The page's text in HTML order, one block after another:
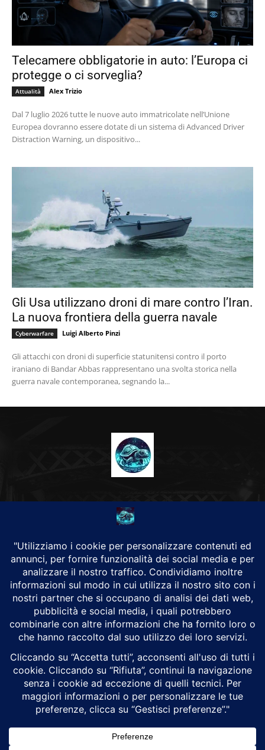
Telecamere obbligatorie in auto: l’Europa ci
protegge o ci sorveglia?
Attualità Alex Trizio
Dal 7 luglio 2026 tutte le nuove auto immatricolate nell’Unione
Europea dovranno essere dotate di un sistema di Advanced Driver
Distraction Warning, un dispositivo...
Gli Usa utilizzano droni di mare contro l’Iran.
La nuova frontiera della guerra navale
Cyberwarfare Luigi Alberto Pinzi
Gli attacchi con droni di superficie statunitensi contro il porto
iraniano di Bandar Abbas rappresentano una svolta storica nella
guerra navale contemporanea, segnando la...
CHI SIAMO
Alground Geopolitica e Cyberwarfare.
Da una idea di Brunilde Trizio
Alground fa parte del Gruppo Trizio
SEGUICI
Alground - Testata di Art Consulting - P.iva 02701880995 - Genova -